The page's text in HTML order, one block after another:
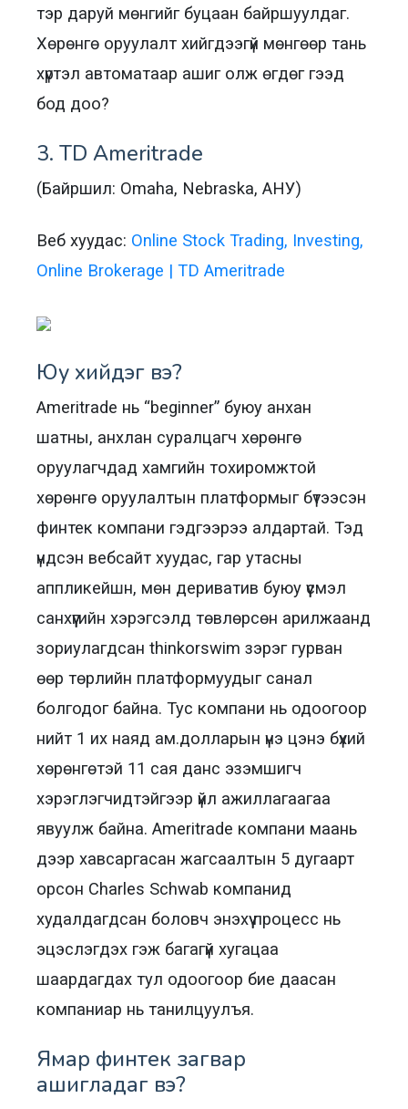
тэр даруй мөнгийг буцаан байршуулдаг.
Хөрөнгө оруулалт хийгдээгүй мөнгөөр тань
хүртэл автоматаар ашиг олж өгдөг гээд
бод доо?
3. TD Ameritrade
(Байршил: Omaha, Nebraska, АНУ)
Веб хуудас: Online Stock Trading, Investing,
Online Brokerage | TD Ameritrade
Юу хийдэг вэ?
Ameritrade нь “beginner” буюу анхан
шатны, анхлан суралцагч хөрөнгө
оруулагчдад хамгийн тохиромжтой
хөрөнгө оруулалтын платформыг бүтээсэн
финтек компани гэдгээрээ алдартай. Тэд
үндсэн вебсайт хуудас, гар утасны
аппликейшн, мөн дериватив буюу үүсмэл
санхүүгийн хэрэгсэлд төвлөрсөн арилжаанд
зориулагдсан thinkorswim зэрэг гурван
өөр төрлийн платформуудыг санал
болгодог байна. Тус компани нь одоогоор
нийт 1 их наяд ам.долларын үнэ цэнэ бүхий
хөрөнгөтэй 11 сая данс эзэмшигч
хэрэглэгчидтэйгээр үйл ажиллагаагаа
явуулж байна. Ameritrade компани маань
дээр хавсаргасан жагсаалтын 5 дугаарт
орсон Charles Schwab компанид
худалдагдсан боловч энэхүү процесс нь
эцэслэгдэх гэж багагүй хугацаа
шаардагдах тул одоогоор бие даасан
компаниар нь танилцуулъя.
Ямар финтек загвар
ашигладаг вэ?